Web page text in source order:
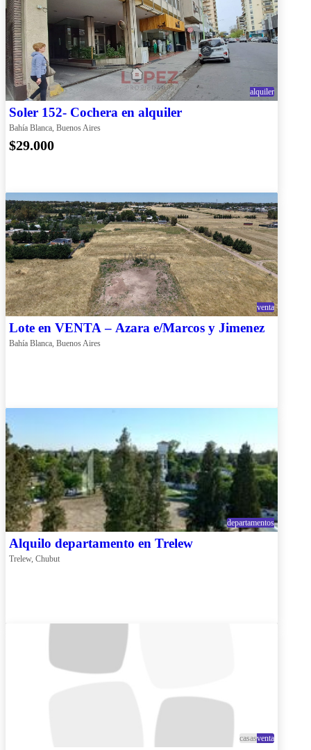
alquiler
Soler 152- Cochera en alquiler
Bahía Blanca, Buenos Aires
$29.000
venta
Lote en VENTA – Azara e/Marcos y Jimenez
Bahía Blanca, Buenos Aires
departamentos
Alquilo departamento en Trelew
Trelew, Chubut
casasventa